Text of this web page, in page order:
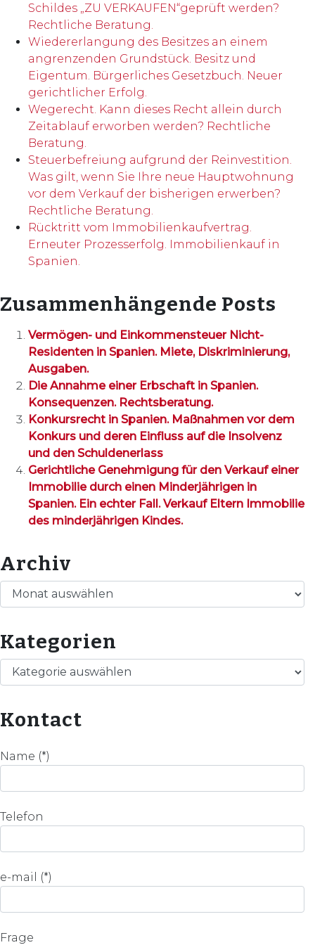
Schildes „ZU VERKAUFEN“geprüft werden?
Rechtliche Beratung.
Wiedererlangung des Besitzes an einem
angrenzenden Grundstück. Besitz und
Eigentum. Bürgerliches Gesetzbuch. Neuer
gerichtlicher Erfolg.
Wegerecht. Kann dieses Recht allein durch
Zeitablauf erworben werden? Rechtliche
Beratung.
Steuerbefreiung aufgrund der Reinvestition.
Was gilt, wenn Sie Ihre neue Hauptwohnung
vor dem Verkauf der bisherigen erwerben?
Rechtliche Beratung.
Rücktritt vom Immobilienkaufvertrag.
Erneuter Prozesserfolg. Immobilienkauf in
Spanien.
Zusammenhängende Posts
Vermögen- und Einkommensteuer Nicht-
Residenten in Spanien. Miete, Diskriminierung,
Ausgaben.
Die Annahme einer Erbschaft in Spanien.
Konsequenzen. Rechtsberatung.
Konkursrecht in Spanien. Maßnahmen vor dem
Konkurs und deren Einfluss auf die Insolvenz
und den Schuldenerlass
Gerichtliche Genehmigung für den Verkauf einer
Immobilie durch einen Minderjährigen in
Spanien. Ein echter Fall. Verkauf Eltern Immobilie
des minderjährigen Kindes.
Archiv
Archiv
Kategorien
Kategorien
Kontact
Name (*)
Telefon
e-mail (*)
Frage